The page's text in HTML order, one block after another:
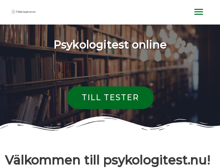
Psykologitest online
TILL TESTER
Välkommen till psykologitest.nu!